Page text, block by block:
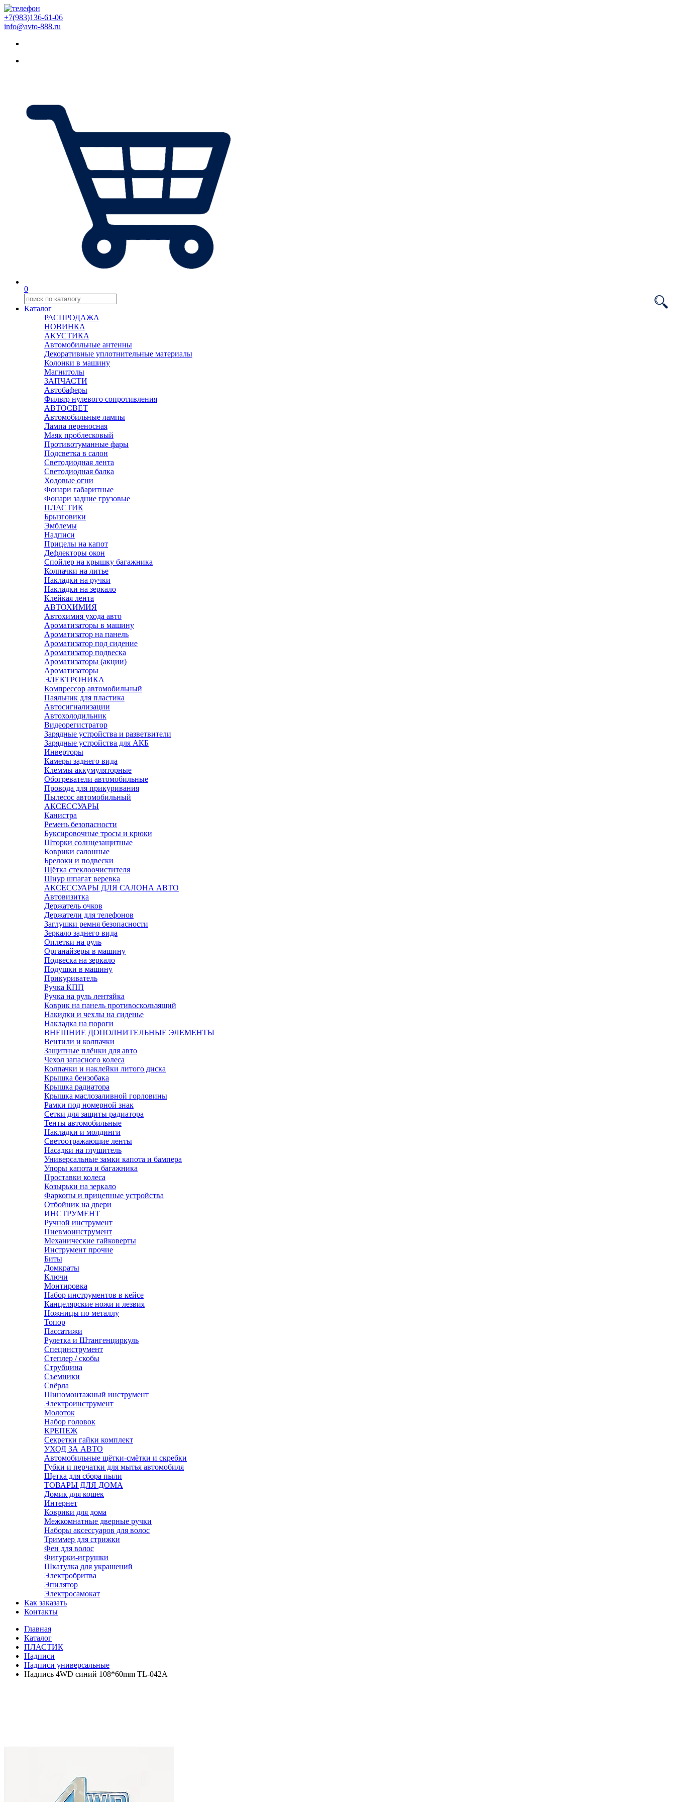
+7(983)136-61-06
info@avto-888.ru
0
Каталог
РАСПРОДАЖА
НОВИНКА
АКУСТИКА
Автомобильные антенны
Декоративные уплотнительные материалы
Колонки в машину
Магнитолы
ЗАПЧАСТИ
Автобаферы
Фильтр нулевого сопротивления
АВТОСВЕТ
Автомобильные лампы
Лампа переносная
Маяк проблесковый
Противотуманные фары
Подсветка в салон
Светодиодная лента
Светодиодная балка
Ходовые огни
Фонари габаритные
Фонари задние грузовые
ПЛАСТИК
Брызговики
Эмблемы
Надписи
Прицелы на капот
Дефлекторы окон
Спойлер на крышку багажника
Колпачки на литье
Накладки на ручки
Накладки на зеркало
Клейкая лента
АВТОХИМИЯ
Автохимия ухода авто
Ароматизаторы в машину
Ароматизатор на панель
Ароматизатор под сидение
Ароматизатор подвеска
Ароматизаторы (акции)
Ароматизаторы
ЭЛЕКТРОНИКА
Компрессор автомобильный
Паяльник для пластика
Автосигнализации
Автохолодильник
Видеорегистратор
Зарядные устройства и разветвители
Зарядные устройства для АКБ
Инверторы
Камеры заднего вида
Клеммы аккумуляторные
Обогреватели автомобильные
Провода для прикуривания
Пылесос автомобильный
АКСЕССУАРЫ
Канистра
Ремень безопасности
Буксировочные тросы и крюки
Шторки солнцезащитные
Коврики салонные
Брелоки и подвески
Щётка стеклоочистителя
Шнур шпагат веревка
АКСЕССУАРЫ ДЛЯ САЛОНА АВТО
Автовизитка
Держатель очков
Держатели для телефонов
Заглушки ремня безопасности
Зеркало заднего вида
Оплетки на руль
Органайзеры в машину
Подвеска на зеркало
Подушки в машину
Прикуриватель
Ручка КПП
Ручка на руль лентяйка
Коврик на панель противоскользящий
Накидки и чехлы на сиденье
Накладка на пороги
ВНЕШНИЕ ДОПОЛНИТЕЛЬНЫЕ ЭЛЕМЕНТЫ
Вентили и колпачки
Защитные плёнки для авто
Чехол запасного колеса
Колпачки и наклейки литого диска
Крышка бензобака
Крышка радиатора
Крышка маслозаливной горловины
Рамки под номерной знак
Сетки для защиты радиатора
Тенты автомобильные
Накладки и молдинги
Светоотражающие ленты
Насадки на глушитель
Универсальные замки капота и бампера
Упоры капота и багажника
Проставки колеса
Козырьки на зеркало
Фаркопы и прицепные устройства
Отбойник на двери
ИНСТРУМЕНТ
Ручной инструмент
Пневмоинструмент
Механические гайковерты
Инструмент прочиe
Биты
Домкраты
Ключи
Монтировка
Набор инструментов в кейсе
Канцелярские ножи и лезвия
Ножницы по металлу
Топор
Пассатижи
Рулетка и Штангенциркуль
Специнструмент
Степлер / скобы
Струбцина
Съемники
Свёрла
Шиномонтажный инструмент
Электроинструмент
Молоток
Набор головок
КРЕПЕЖ
Секретки гайки комплект
УХОД ЗА АВТО
Автомобильные щётки-смётки и скребки
Губки и перчатки для мытья автомобиля
Щетка для сбора пыли
ТОВАРЫ ДЛЯ ДОМА
Домик для кошек
Интернет
Коврики для дома
Межкомнатные дверные ручки
Наборы аксессуаров для волос
Триммер для стрижки
Фен для волос
Фигурки-игрушки
Шкатулка для украшений
Электробритва
Эпилятор
Электросамокат
Как заказать
Контакты
Главная
Каталог
ПЛАСТИК
Надписи
Надписи универсальные
Надпись 4WD синий 108*60mm TL-042A